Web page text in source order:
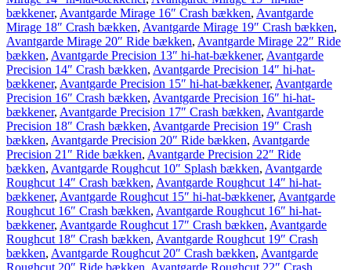
bækkener, Avantgarde Mirage 16″ Crash bækken, Avantgarde
Mirage 18″ Crash bækken, Avantgarde Mirage 19″ Crash bækken,
Avantgarde Mirage 20″ Ride bækken, Avantgarde Mirage 22″ Ride
bækken, Avantgarde Precision 13″ hi-hat-bækkener, Avantgarde
Precision 14″ Crash bækken, Avantgarde Precision 14″ hi-hat-
bækkener, Avantgarde Precision 15″ hi-hat-bækkener, Avantgarde
Precision 16″ Crash bækken, Avantgarde Precision 16″ hi-hat-
bækkener, Avantgarde Precision 17″ Crash bækken, Avantgarde
Precision 18″ Crash bækken, Avantgarde Precision 19″ Crash
bækken, Avantgarde Precision 20″ Ride bækken, Avantgarde
Precision 21″ Ride bækken, Avantgarde Precision 22″ Ride
bækken, Avantgarde Roughcut 10″ Splash bækken, Avantgarde
Roughcut 14″ Crash bækken, Avantgarde Roughcut 14″ hi-hat-
bækkener, Avantgarde Roughcut 15″ hi-hat-bækkener, Avantgarde
Roughcut 16″ Crash bækken, Avantgarde Roughcut 16″ hi-hat-
bækkener, Avantgarde Roughcut 17″ Crash bækken, Avantgarde
Roughcut 18″ Crash bækken, Avantgarde Roughcut 19″ Crash
bækken, Avantgarde Roughcut 20″ Crash bækken, Avantgarde
Roughcut 20″ Ride bækken, Avantgarde Roughcut 22″ Crash